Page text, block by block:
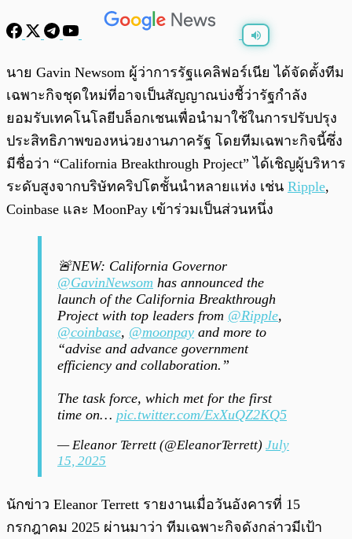
0:00 /0:00
นาย Gavin Newsom ผู้ว่าการรัฐแคลิฟอร์เนีย ได้จัดตั้งทีม
เฉพาะกิจชุดใหม่ที่อาจเป็นสัญญาณบ่งชี้ว่ารัฐกำลัง
ยอมรับเทคโนโลยีบล็อกเชนเพื่อนำมาใช้ในการปรับปรุง
ประสิทธิภาพของหน่วยงานภาครัฐ โดยทีมเฉพาะกิจนี้ซึ่ง
มีชื่อว่า “California Breakthrough Project” ได้เชิญผู้บริหาร
ระดับสูงจากบริษัทคริปโตชั้นนำหลายแห่ง เช่น Ripple,
Coinbase และ MoonPay เข้าร่วมเป็นส่วนหนึ่ง
🚨NEW: California Governor
@GavinNewsom has announced the
launch of the California Breakthrough
Project with top leaders from @Ripple,
@coinbase, @moonpay and more to
“advise and advance government
efficiency and collaboration.”
The task force, which met for the first
time on… pic.twitter.com/ExXuQZ2KQ5
— Eleanor Terrett (@EleanorTerrett) July
15, 2025
นักข่าว Eleanor Terrett รายงานเมื่อวันอังคารที่ 15
กรกฎาคม 2025 ผ่านมาว่า ทีมเฉพาะกิจดังกล่าวมีเป้า